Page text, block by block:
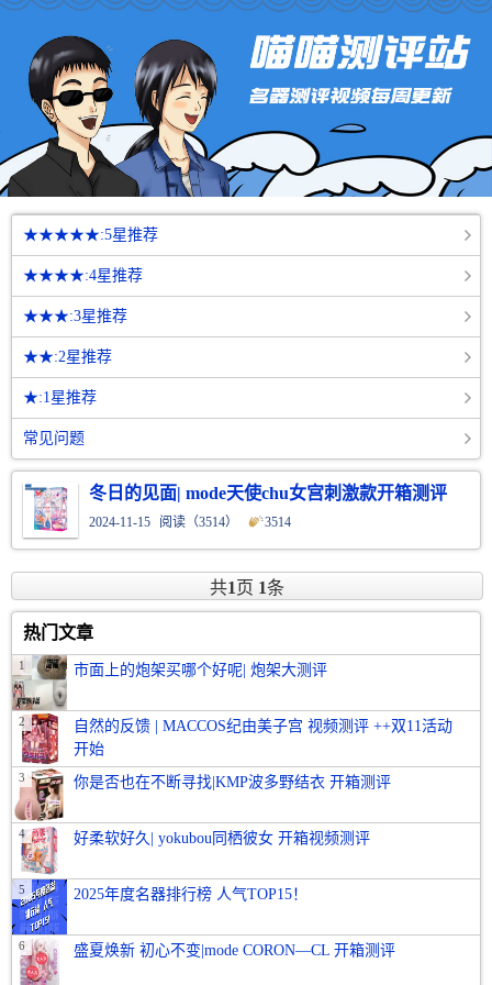
★★★★★:5星推荐
★★★★:4星推荐
★★★:3星推荐
★★:2星推荐
★:1星推荐
常见问题
冬日的见面| mode天使chu女宫刺激款开箱测评
2024-11-15 阅读（3514） 3514
共1 页 1条
热门文章
1 市面上的炮架买哪个好呢| 炮架大测评
2
自然的反馈 | MACCOS纪由美子宫 视频测评 ++双11活动
开始
3 你是否也在不断寻找|KMP波多野结衣 开箱测评
4 好柔软好久| yokubou同栖彼女 开箱视频测评
5 2025年度名器排行榜 人气TOP15！
6 盛夏焕新 初心不变|mode CORON—CL 开箱测评